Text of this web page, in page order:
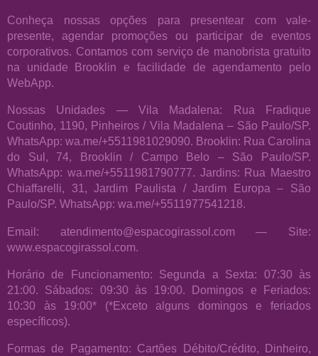
Conheça nossas opções para presentear com vale-
presente, agendar promoções ou participar de eventos
corporativos. Contamos com serviço de manobrista gratuito
na unidade Brooklin e facilidade de agendamento pelo
WebApp.
Nossas Unidades — Vila Madalena: Rua Fradique
Coutinho, 1190, Pinheiros / Vila Madalena – São Paulo/SP.
WhatsApp: wa.me/+5511981029090. Brooklin: Rua Carolina
do Sul, 74, Brooklin / Campo Belo – São Paulo/SP.
WhatsApp: wa.me/+5511981790777. Jardins: Rua Maestro
Chiaffarelli, 31, Jardim Paulista / Jardim Europa – São
Paulo/SP. WhatsApp: wa.me/+5511977541218.
Email: atendimento@espacogirassol.com — Site:
www.espacogirassol.com.
Horário de Funcionamento: Segunda a Sexta: 07:30 às
21:00. Sábados: 09:30 às 19:00. Domingos e Feriados:
10:30 às 19:00* (*Exceto alguns domingos e feriados
específicos).
Formas de Pagamento: Cartões Débito/Crédito, Dinheiro,